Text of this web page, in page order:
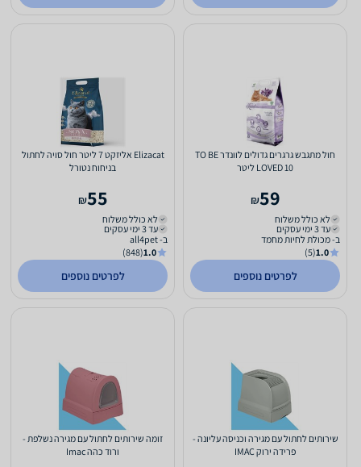
חול מתגבש גרגרים גדולים לוונדר TO BE
LOVED 10 ליטר
59
₪
לא כולל משלוח
עד 3 ימי עסקים
ב- מכולת לחיות מחמד
1.0
(5)
לפרטים נוספים
Elizacat אליזקט 7 ליטר חול סויה לחתול
בניחוח נטורל
55
₪
לא כולל משלוח
עד 3 ימי עסקים
ב- all4pet
1.0
(848)
לפרטים נוספים
שירותים לחתול עם מגירה וכניסה עליונה -
פרידה ירוק IMAC
זומה שירותים לחתול עם מגירה נשלפת -
ורוד כהה Imac